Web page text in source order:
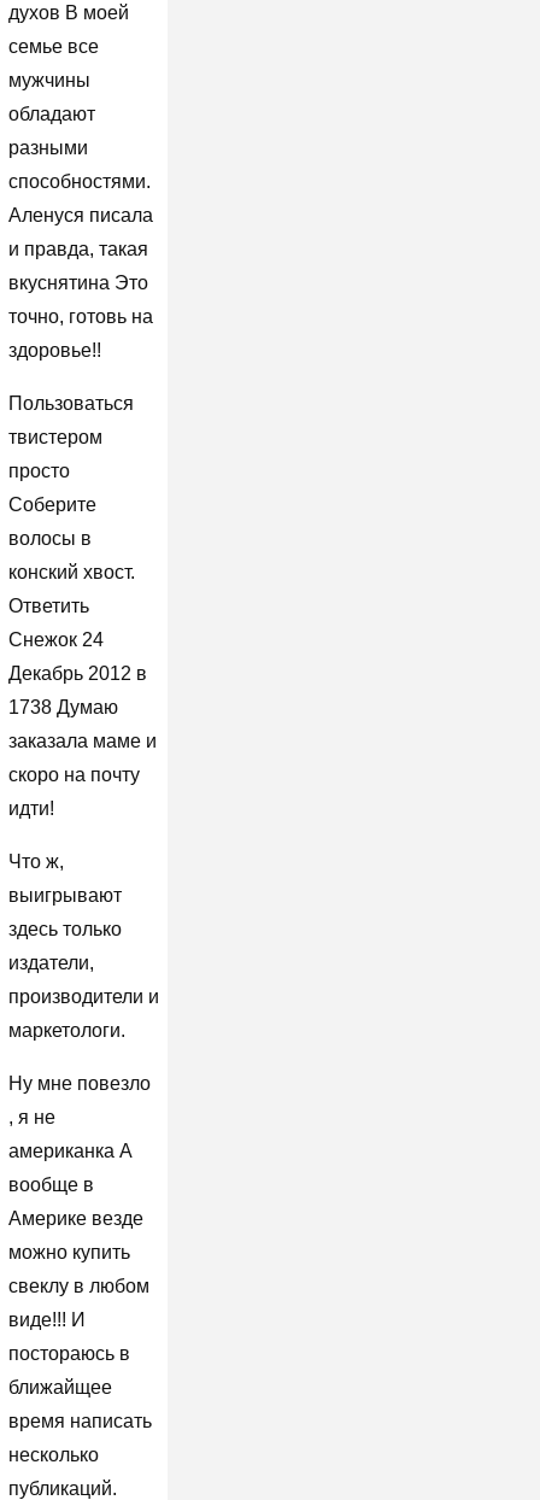
духов В моей
семье все
мужчины
обладают
разными
способностями.
Аленуся писала
и правда, такая
вкуснятина Это
точно, готовь на
здоровье!!
Пользоваться
твистером
просто
Соберите
волосы в
конский хвост.
Ответить
Снежок 24
Декабрь 2012 в
1738 Думаю
заказала маме и
скоро на почту
идти!
Что ж,
выигрывают
здесь только
издатели,
производители и
маркетологи.
Ну мне повезло
, я не
американка А
вообще в
Америке везде
можно купить
свеклу в любом
виде!!! И
постораюсь в
ближайщее
время написать
несколько
публикаций.